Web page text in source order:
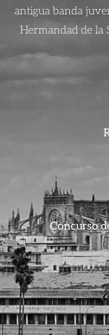
antigua banda
Hermandad de la
Concurso